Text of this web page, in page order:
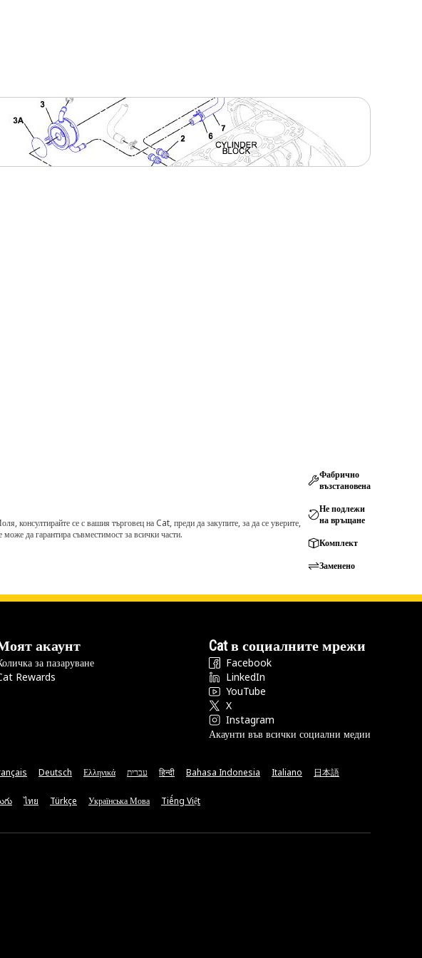
консултирайте се с вашия търговец на Cat, преди да закупите, за да се уверите,
да гарантира съвместимост за всички части.
Фабрично
възстановена
Не подлежи
на връщане
Комплект
Заменено
акаунт
за пазаруване
Rewards
Cat в социалните мрежи
Facebook
LinkedIn
YouTube
X
Instagram
Акаунти във всички социални медии
Deutsch Ελληνικά עברית हिन्दी Bahasa Indonesia Italiano 日本語
ไทย Türkçe Українська Мова Tiếng Việt